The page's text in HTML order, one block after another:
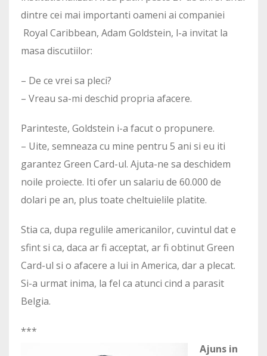
dintre cei mai importanti oameni ai companiei
Royal Caribbean, Adam Goldstein, l-a invitat la
masa discutiilor:
– De ce vrei sa pleci?
– Vreau sa-mi deschid propria afacere.
Parinteste, Goldstein i-a facut o propunere.
– Uite, semneaza cu mine pentru 5 ani si eu iti
garantez Green Card-ul. Ajuta-ne sa deschidem
noile proiecte. Iti ofer un salariu de 60.000 de
dolari pe an, plus toate cheltuielile platite.
Stia ca, dupa regulile americanilor, cuvintul dat e
sfint si ca, daca ar fi acceptat, ar fi obtinut Green
Card-ul si o afacere a lui in America, dar a plecat.
Si-a urmat inima, la fel ca atunci cind a parasit
Belgia.
***
Ajuns in